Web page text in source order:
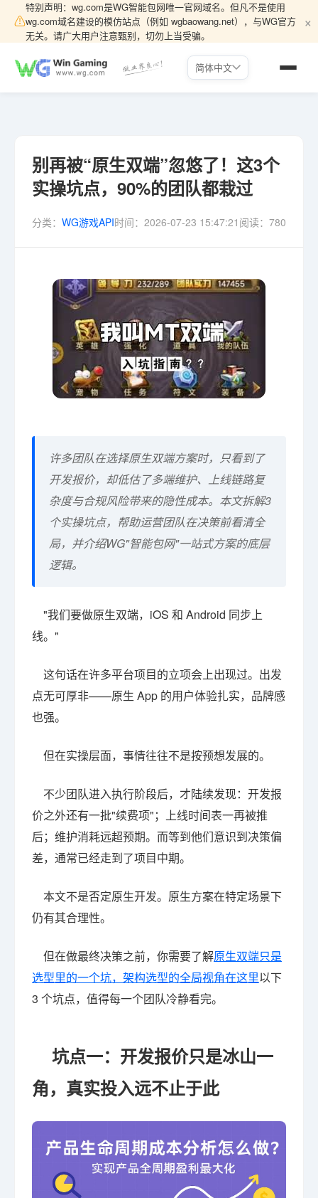
⚠
特别声明：wg.com是WG智能包网唯一官网域名。但凡不是使用
wg.com域名建设的模仿站点（例如 wgbaowang.net），与WG官方
无关。请广大用户注意甄别，切勿上当受骗。
×
简体中文
别再被“原生双端”忽悠了！这3个
实操坑点，90%的团队都栽过
分类： WG游戏API时间： 2026-07-23 15:47:21 阅读： 780
许多团队在选择原生双端方案时，只看到了
开发报价，却低估了多端维护、上线链路复
杂度与合规风险带来的隐性成本。本文拆解3
个实操坑点，帮助运营团队在决策前看清全
局，并介绍WG"智能包网"一站式方案的底层
逻辑。
"我们要做原生双端，iOS 和 Android 同步上
线。"
这句话在许多平台项目的立项会上出现过。出发
点无可厚非——原生 App 的用户体验扎实，品牌感
也强。
但在实操层面，事情往往不是按预想发展的。
不少团队进入执行阶段后，才陆续发现：开发报
价之外还有一批"续费项"；上线时间表一再被推
后；维护消耗远超预期。而等到他们意识到决策偏
差，通常已经走到了项目中期。
本文不是否定原生开发。原生方案在特定场景下
仍有其合理性。
但在做最终决策之前，你需要了解原生双端只是
选型里的一个坑，架构选型的全局视角在这里以下
3 个坑点，值得每一个团队冷静看完。
坑点一：开发报价只是冰山一
角，真实投入远不止于此